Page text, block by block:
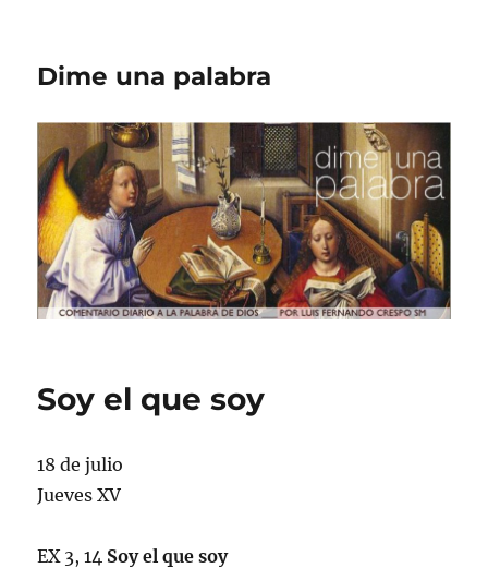
Dime una palabra
Soy el que soy
18 de julio
Jueves XV
EX 3, 14 Soy el que soy